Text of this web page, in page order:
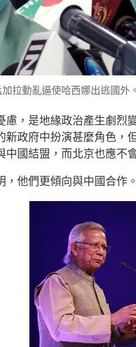
加拉動亂逼使哈西娜出逃國外
慮，是地緣政治產生劇烈
新政府中扮演甚麼角色，
國結盟，而北京也應不
他們更傾向與中國合作。